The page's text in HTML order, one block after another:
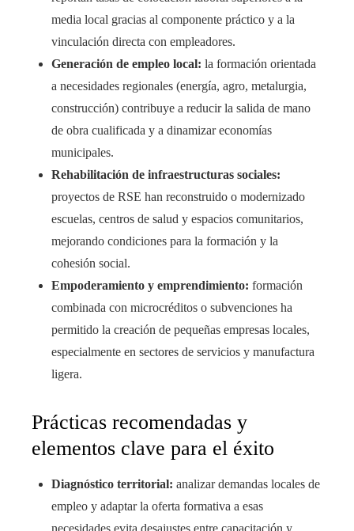
media local gracias al componente práctico y a la
vinculación directa con empleadores.
Generación de empleo local: la formación orientada
a necesidades regionales (energía, agro, metalurgia,
construcción) contribuye a reducir la salida de mano
de obra cualificada y a dinamizar economías
municipales.
Rehabilitación de infraestructuras sociales:
proyectos de RSE han reconstruido o modernizado
escuelas, centros de salud y espacios comunitarios,
mejorando condiciones para la formación y la
cohesión social.
Empoderamiento y emprendimiento: formación
combinada con microcréditos o subvenciones ha
permitido la creación de pequeñas empresas locales,
especialmente en sectores de servicios y manufactura
ligera.
Prácticas recomendadas y
elementos clave para el éxito
Diagnóstico territorial: analizar demandas locales de
empleo y adaptar la oferta formativa a esas
necesidades evita desajustes entre capacitación y